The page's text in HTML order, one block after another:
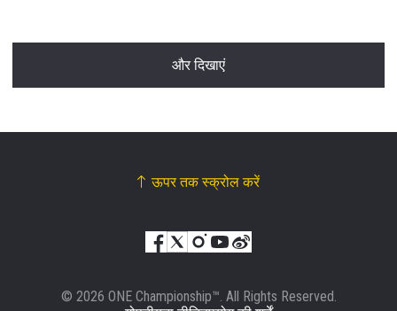
और दिखाएं
ऊपर तक स्क्रोल करें
© 2026 ONE Championship™. All Rights Reserved.